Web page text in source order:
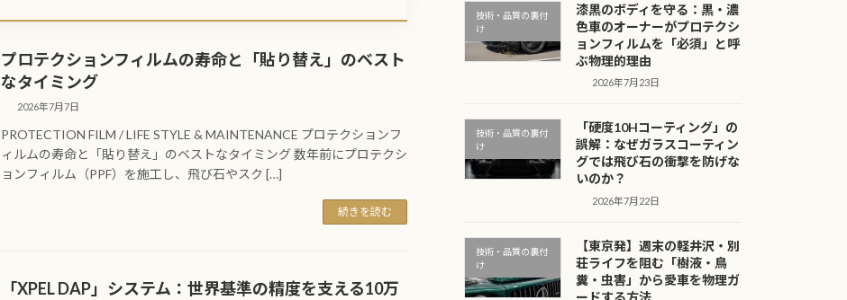
プロテクションフィルムの寿命と「貼り替え」のベスト
なタイミング
2026年7月7日
PROTECTION FILM / LIFE STYLE & MAINTENANCE プロテクションフ
ィルムの寿命と「貼り替え」のベストなタイミング 数年前にプロテクシ
ョンフィルム（PPF）を施工し、飛び石やスク […]
続きを読む
「XPEL DAP」システム：世界基準の精度を支える10万
技術・品質の裏付
け
漆黒のボディを守る：黒・濃
色車のオーナーがプロテクシ
ョンフィルムを「必須」と呼
ぶ物理的理由
2026年7月23日
技術・品質の裏付
け
「硬度10Hコーティング」の
誤解：なぜガラスコーティン
グでは飛び石の衝撃を防げな
いのか？
2026年7月22日
技術・品質の裏付
け
【東京発】週末の軽井沢・別
荘ライフを阻む「樹液・鳥
糞・虫害」から愛車を物理ガ
ードする方法